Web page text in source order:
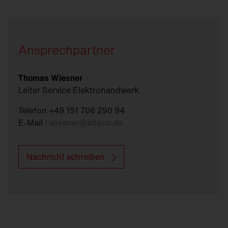
Ansprechpartner
Thomas Wiesner
Leiter Service Elektrohandwerk
Telefon +49 151 706 290 94
E-Mail
Nachricht schreiben